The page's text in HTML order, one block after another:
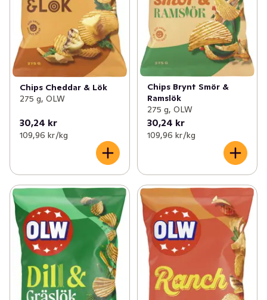
Chips Cheddar & Lök
275 g, OLW
30,24 kr
109,96 kr /kg
Chips Brynt Smör &
Ramslök
275 g, OLW
30,24 kr
109,96 kr /kg